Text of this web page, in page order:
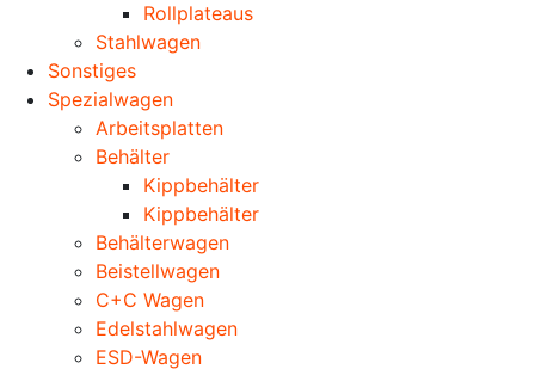
Rollplateaus
Stahlwagen
Sonstiges
Spezialwagen
Arbeitsplatten
Behälter
Kippbehälter
Kippbehälter
Behälterwagen
Beistellwagen
C+C Wagen
Edelstahlwagen
ESD-Wagen